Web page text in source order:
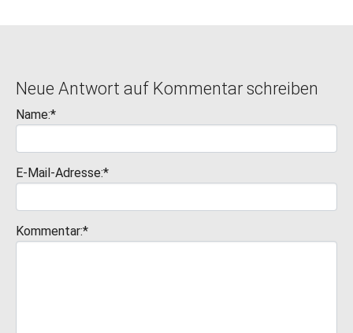
Neue Antwort auf Kommentar schreiben
Name:*
E-Mail-Adresse:*
Kommentar:*